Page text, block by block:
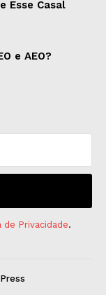
Esse Casal
e AEO?
de Privacidade.